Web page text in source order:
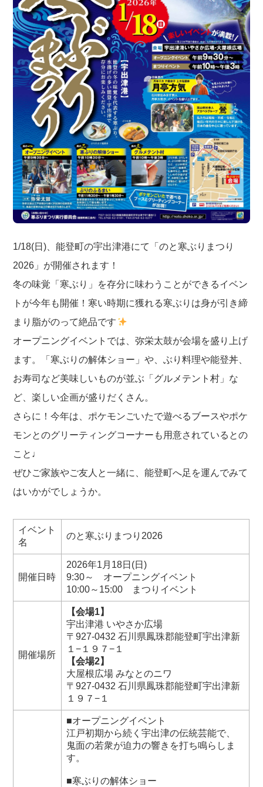
1/18(日)、能登町の宇出津港にて「のと寒ぶりまつり
2026」が開催されます！
冬の味覚「寒ぶり」を存分に味わうことができるイベン
トが今年も開催！寒い時期に獲れる寒ぶりは身が引き締
まり脂がのって絶品です
オープニングイベントでは、弥栄太鼓が会場を盛り上げ
ます。「寒ぶりの解体ショー」や、ぶり料理や能登丼、
お寿司など美味しいものが並ぶ「グルメテント村」な
ど、楽しい企画が盛りだくさん。
さらに！今年は、ポケモンごいたで遊べるブースやポケ
モンとのグリーティングコーナーも用意されているとの
こと♩
ぜひご家族やご友人と一緒に、能登町へ足を運んでみて
はいかがでしょうか。
イベント
名
のと寒ぶりまつり2026
開催日時
2026年1月18日(日)
9:30～ オープニングイベント
10:00～15:00 まつりイベント
開催場所
【会場1】
宇出津港 いやさか広場
〒927-0432 石川県鳳珠郡能登町宇出津新
１−１９７−１
【会場2】
大屋根広場 みなとのニワ
〒927-0432 石川県鳳珠郡能登町宇出津新
１９７−１
■オープニングイベント
江戸初期から続く宇出津の伝統芸能で、
鬼面の若衆が迫力の響きを打ち鳴らしま
す。
■寒ぶりの解体ショー